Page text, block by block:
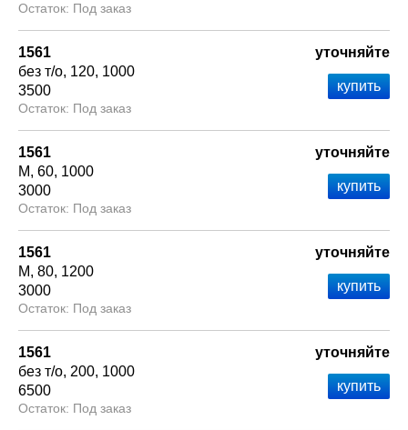
Под заказ
1561
без т/о 120 1000
3500
Под заказ
уточняйте
1561
М 60 1000
3000
Под заказ
уточняйте
1561
М 80 1200
3000
Под заказ
уточняйте
1561
без т/о 200 1000
6500
Под заказ
уточняйте